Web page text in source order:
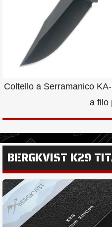
Coltello a Serramanico
a filo
BERGKVIST K29